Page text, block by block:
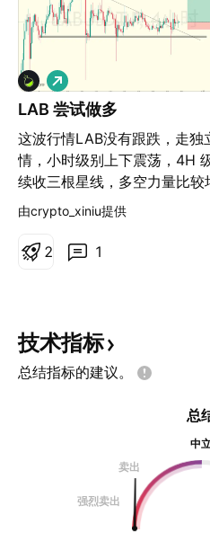
LAB 尝试做多
这波行情LAB没有跟跌，走独
情，小时级别上下震荡，4H
续收三根星线，多空力量比较
后续大饼止跌回暖，可能会往
附近
做
多
由crypto_xiniu提供
1
2
技术指标
总结指标的建议。
总
中
卖出
强烈卖出